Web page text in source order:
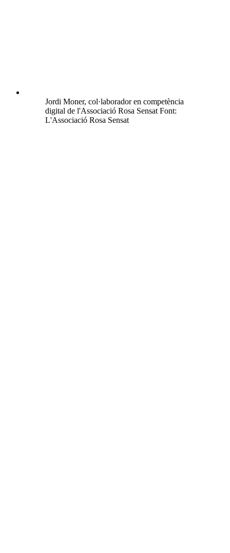
Jordi Moner, col·laborador en competència
digital de l'Associació Rosa Sensat Font:
L'Associació Rosa Sensat